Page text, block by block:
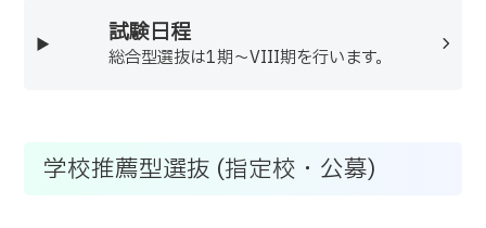
試験日程
総合型選抜は1期～VIII期を行います。
学校推薦型選抜 (指定校・公募)